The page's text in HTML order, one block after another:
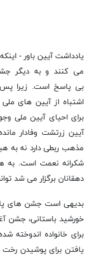
یادداشت آیین باور - اینکه
می کنند و به دیگر
بی پاسخ است. زیرا پس
اشتباه از آیین های
برای احیای آیین ملی
آیین زرتشت وفادار
مذهب ربطی دارد نه به
شکرانه نعمت است. به
دهقانان برگزار می شد
بدیهی است جشن های
خورشید باستانی، جشن
برای خانواده اندوخته
یافتن برای پوشیدن